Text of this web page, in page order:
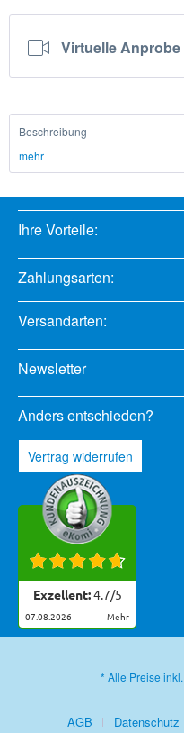
Virtuelle Anprobe
Beschreibung
mehr
Ihre Vorteile:
Zahlungsarten:
Versandarten:
Newsletter
Anders entschieden?
Vertrag widerrufen
Exzellent:4.7/5
07.08.2026 mehr
* Alle Preise
AGB Datenschutz